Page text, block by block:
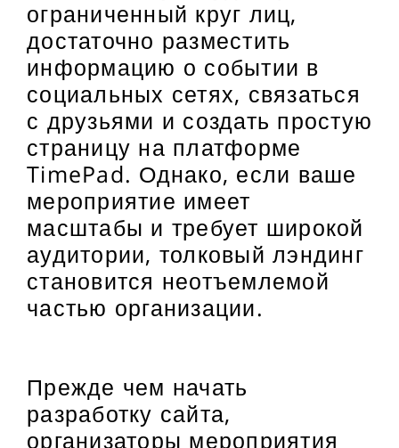
ограниченный круг лиц,
достаточно разместить
информацию о событии в
социальных сетях, связаться
с друзьями и создать простую
страницу на платформе
TimePad. Однако, если ваше
мероприятие имеет
масштабы и требует широкой
аудитории, толковый лэндинг
становится неотъемлемой
частью организации.
Прежде чем начать
разработку сайта,
организаторы мероприятия